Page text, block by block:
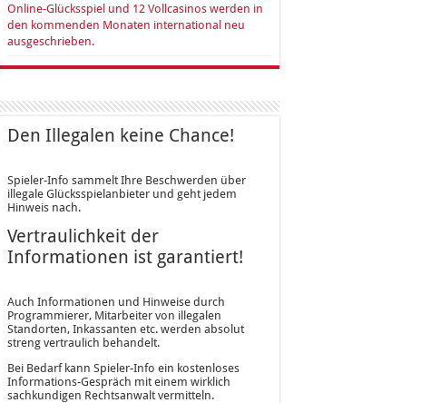
Online-Glücksspiel und 12 Vollcasinos werden in
den kommenden Monaten international neu
ausgeschrieben.
Den Illegalen keine Chance!
Spieler-Info sammelt Ihre Beschwerden über
illegale Glücksspielanbieter und geht jedem
Hinweis nach.
Vertraulichkeit der
Informationen ist garantiert!
Auch Informationen und Hinweise durch
Programmierer, Mitarbeiter von illegalen
Standorten, Inkassanten etc. werden absolut
streng vertraulich behandelt.
Bei Bedarf kann Spieler-Info ein kostenloses
Informations-Gespräch mit einem wirklich
sachkundigen Rechtsanwalt vermitteln.